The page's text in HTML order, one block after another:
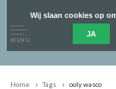
MENU
Home Tags ooly wasco
Wij slaan cookies op
JA